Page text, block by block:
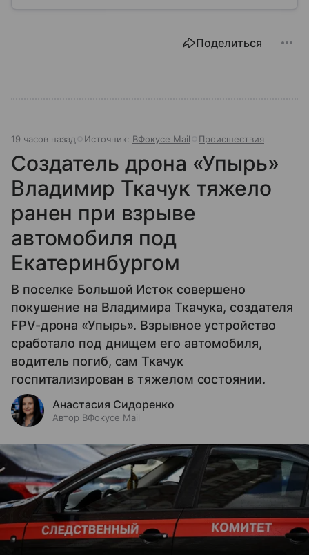
Поделиться
19 часов назад Источник: ВФокусе Mail Происшествия
Создатель дрона «Упырь»
Владимир Ткачук тяжело
ранен при взрыве
автомобиля под
Екатеринбургом
В поселке Большой Исток совершено
покушение на Владимира Ткачука, создателя
FPV-дрона «Упырь». Взрывное устройство
сработало под днищем его автомобиля,
водитель погиб, сам Ткачук
госпитализирован в тяжелом состоянии.
Анастасия Сидоренко
Автор ВФокусе Mail